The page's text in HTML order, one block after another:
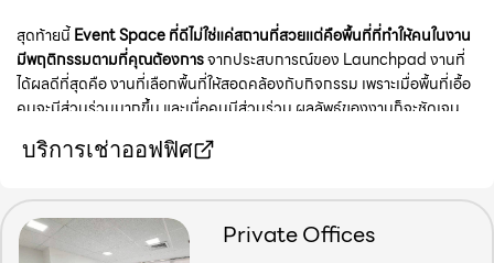
สุดท้ายนี้Event Space ที่ดีไม่ใช่แค่สถานที่สวยแต่คือพื้นที่ที่ทำให้คนในงาน
มีพฤติกรรมตามที่คุณต้องการจากประสบการณ์ของ Launchpad งานที่
ได้ผลดีที่สุดคือ งานที่เลือกพื้นที่ให้สอดคล้องกับกิจกรรม เพราะเมื่อพื้นที่เอื้อ
คนจะมีส่วนร่วมมากขึ้น และเมื่อคนมีส่วนร่วม ผลลัพธ์ของงานก็จะชัดเจน
บริการเช่าออฟฟิศ
Private Offices